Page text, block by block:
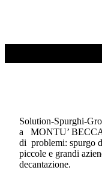
Solution-Spurghi-
a MONTU’
di problemi: spurgo
piccole e grandi
decantazione.